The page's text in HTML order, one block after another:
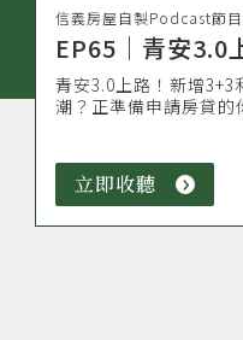
信義房屋自製Podcast節目
EP65｜青安3.0
青安3.0上路！新增
潮？正準備申請房貸的
立即收聽
即
收